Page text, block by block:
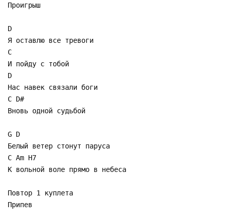
Проигрыш
D
Я оставлю все тревоги
C
И пойду с тобой
D
Нас навек связали боги
C D#
Вновь одной судьбой
G D
Белый ветер стонут паруса
C Am H7
К вольной воле прямо в небеса
Повтор 1 куплета
Припев